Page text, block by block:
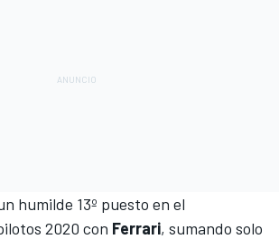
humilde 13º puesto en el
2020 con Ferrari, sumando solo